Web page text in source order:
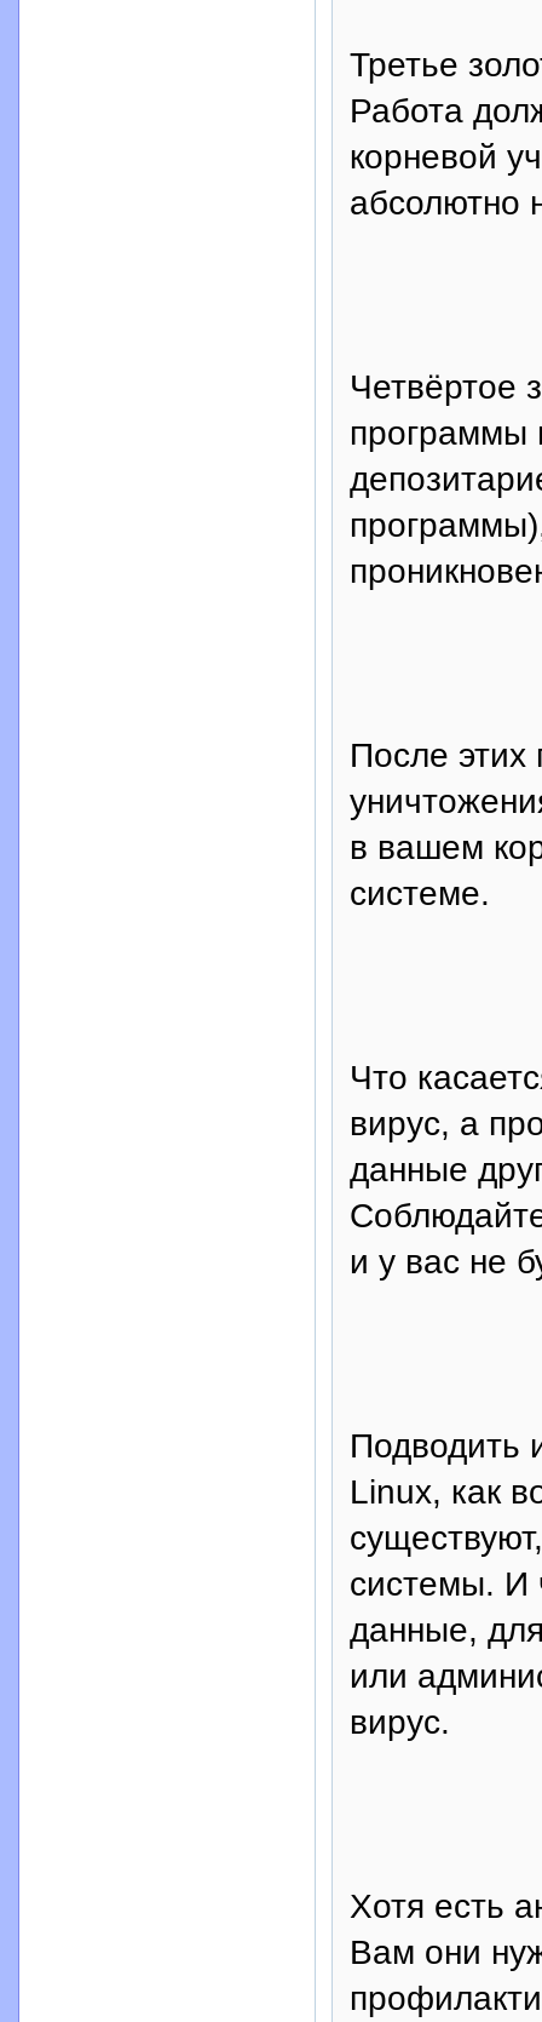
Третье
Работа
корневой
абсолютно
Четвёртое
программы
После этих
в вашем
системе.
Что
вирус, а
данные
и у вас не
Подводить
Linux, как
системы. И
данные,
или
вирус.
Хотя есть
Вам они